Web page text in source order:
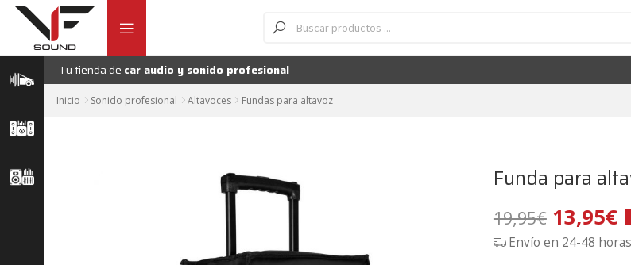
Ir
navegación
Ir
contenido
de
productos
Tu tienda de car audio y sonido profesional
Inicio Sonido profesional Altavoces Fundas para altavoz
Funda para
19,95€ El
precio
13,95€
Envío en 24-48 horas